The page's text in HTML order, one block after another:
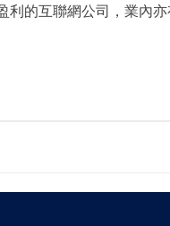
的互聯網公司，業內